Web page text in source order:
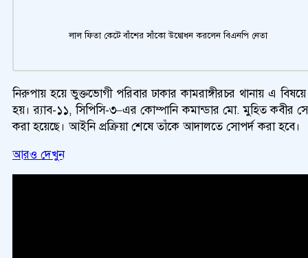
লাল ফিতা কেটে বাঁশের সাঁকো উদ্বোধন করলেন বিএনপি নেতা
নিরুপায় হয়ে ভুক্তভোগী পরিবার ঢাকার কামরাঙ্গীরচর থানায় এ
হয়। র‍্যাব-১১, সিপিসি-৩–এর কোম্পানি কমান্ডার মো. মুহিত কবীর
করা হয়েছে। আইনি প্রক্রিয়া শেষে তাঁকে আদালতে সোপর্দ করা হবে।
আরও দেখুন